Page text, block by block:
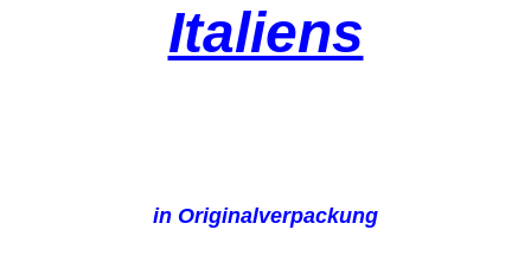
Italiens
in Originalverpackung